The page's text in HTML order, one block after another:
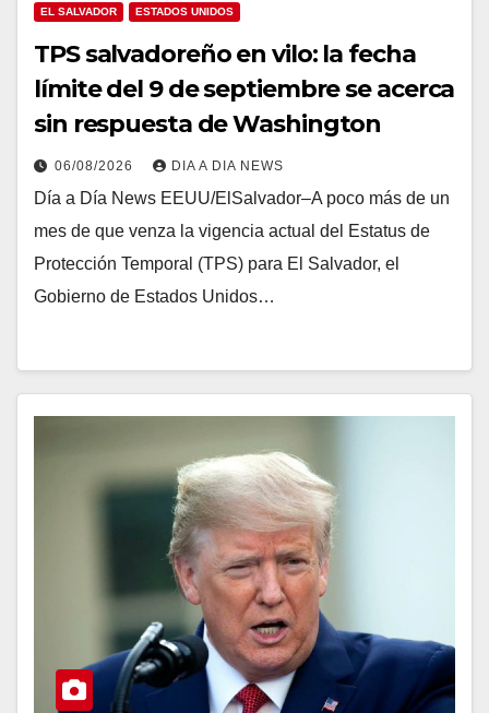
EL SALVADOR ESTADOS UNIDOS
TPS salvadoreño en vilo: la fecha
límite del 9 de septiembre se acerca
sin respuesta de Washington
06/08/2026 DIA A DIA NEWS
Día a Día News EEUU/ElSalvador–A poco más de un
mes de que venza la vigencia actual del Estatus de
Protección Temporal (TPS) para El Salvador, el
Gobierno de Estados Unidos…